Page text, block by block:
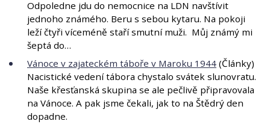
Odpoledne jdu do nemocnice na LDN navštívit
jednoho známého. Beru s sebou kytaru. Na pokoji
leží čtyři víceméně staří smutní muži. Můj známý mi
šeptá do…
Vánoce v zajateckém táboře v Maroku 1944 (Články)
Nacistické vedení tábora chystalo svátek slunovratu.
Naše křesťanská skupina se ale pečlivě připravovala
na Vánoce. A pak jsme čekali, jak to na Štědrý den
dopadne.